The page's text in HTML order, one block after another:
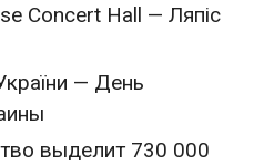
Concert Hall — Ляпіс
— День
выделит 730 000